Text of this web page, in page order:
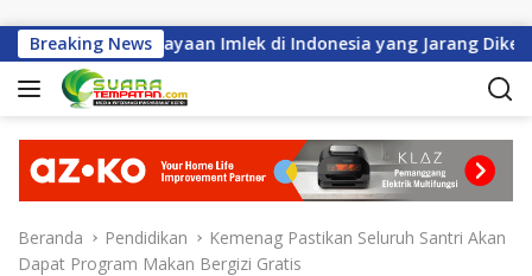
Breaking News
Sejarah Perayaan Imlek di Indonesia yang Jarang Diketahui
Beranda Pendidikan
Kemenag Pastikan Seluruh Santri Akan
Dapat Program Makan Bergizi Gratis